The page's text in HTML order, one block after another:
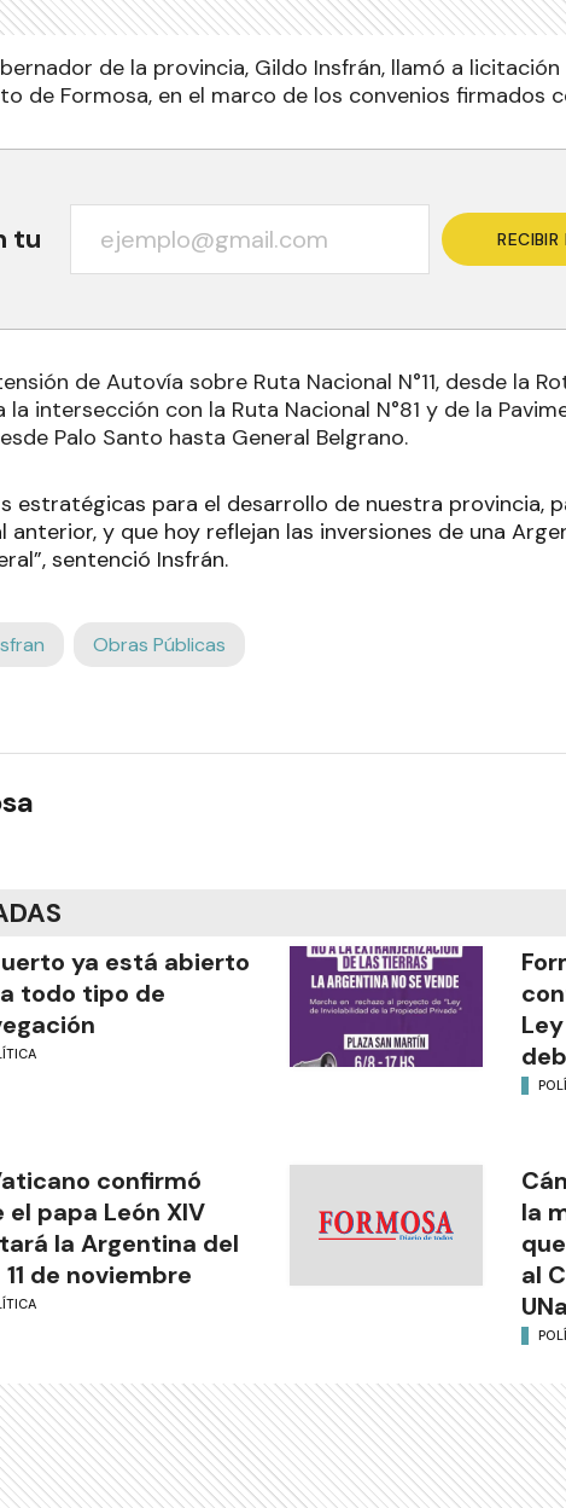
de la provincia, Gildo Insfrán, llamó a
de Formosa, en el marco de los convenios firmados
tu
de Autovía sobre Ruta Nacional N°11, desde la
intersección con la Ruta Nacional N°81 y de la
Palo Santo hasta General Belgrano.
estratégicas para el desarrollo de nuestra provincia,
anterior, y que hoy reflejan las inversiones de una
sentenció Insfrán.
Obras Públicas
ya está abierto
todo tipo de
confirmó
el papa León XIV
la Argentina del
11 de noviembre
la
al